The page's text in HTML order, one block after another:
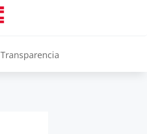
Transparencia